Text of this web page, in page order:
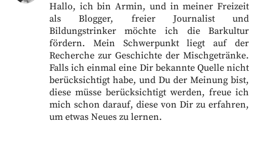
Hallo, ich bin Armin, und in meiner Freizeit
als Blogger, freier Journalist und
Bildungstrinker möchte ich die Barkultur
fördern. Mein Schwerpunkt liegt auf der
Recherche zur Geschichte der Mischgetränke.
Falls ich einmal eine Dir bekannte Quelle nicht
berücksichtigt habe, und Du der Meinung bist,
diese müsse berücksichtigt werden, freue ich
mich schon darauf, diese von Dir zu erfahren,
um etwas Neues zu lernen.